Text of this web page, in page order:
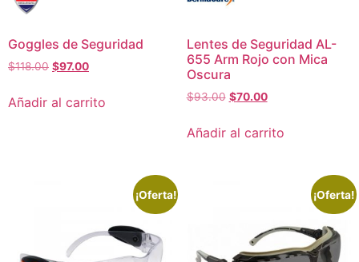
Goggles de Seguridad
$118.00 $97.00
Añadir al carrito
Lentes de Seguridad AL-
655 Arm Rojo con Mica
Oscura
$93.00 $70.00
Añadir al carrito
¡Oferta! ¡Oferta!